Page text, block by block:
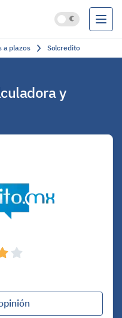
a plazos Solcredito
y